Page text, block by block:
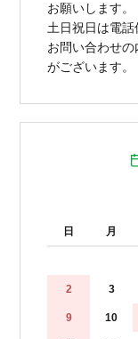
お願いします。
土日祝日は電話
お問い合わせ
がございます。
日 月
2 3
9 10